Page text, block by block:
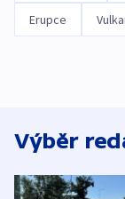
Erupce
Výběr